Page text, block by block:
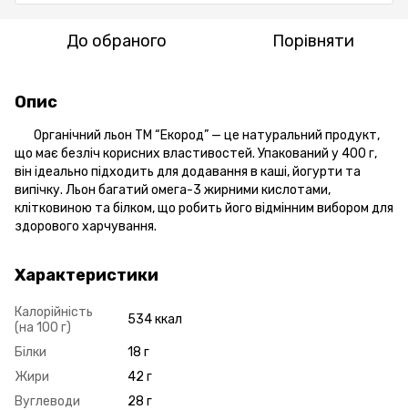
До обраного Порівняти
Опис
Органічний льон ТМ “Екород” — це натуральний продукт,
що має безліч корисних властивостей. Упакований у 400 г,
він ідеально підходить для додавання в каші, йогурти та
випічку. Льон багатий омега-3 жирними кислотами,
клітковиною та білком, що робить його відмінним вибором для
здорового харчування.
Характеристики
Калорійність
(на 100 г)
534 ккал
Білки
18 г
Жири
42 г
Вуглеводи
28 г